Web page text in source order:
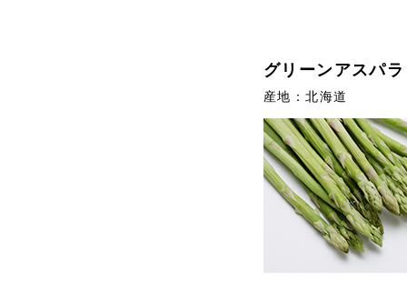
グリーンアスパラ
産地：北海道